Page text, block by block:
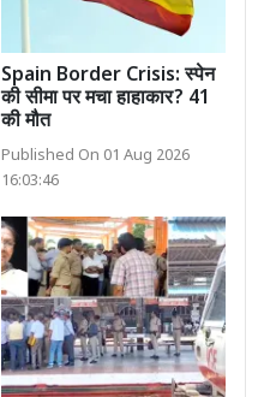
Spain Border Crisis: स्पेन
की सीमा पर मचा हाहाकार? 41
की मौत
Published On 01 Aug 2026
16:03:46